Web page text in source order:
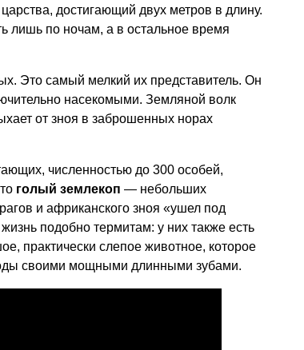
достигающий двух метров в длину.
лишь по ночам, а в остальное время
Это самый мелкий их представитель. Он
насекомыми. Земляной волк
от зноя в заброшенных норах
численностью до 300 особей,
голый землекоп — небольших
и африканского зноя «ушел под
подобно термитам: у них также есть
практически слепое животное, которое
своими мощными длинными зубами.